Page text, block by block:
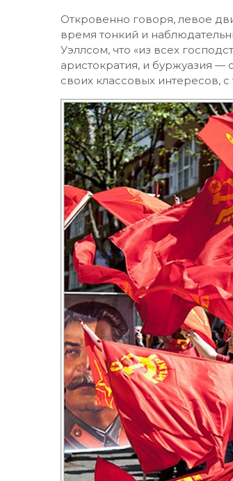
Откровенно говоря, левое
время тонкий и
Уэллсом, что «из всех
аристократия, и буржуазия —
своих классовых интересов,